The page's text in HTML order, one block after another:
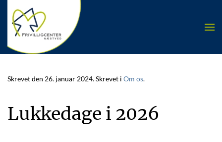
Skip to main content
Skrevet den 26. januar 2024. Skrevet i Om os.
Lukkedage i 2026